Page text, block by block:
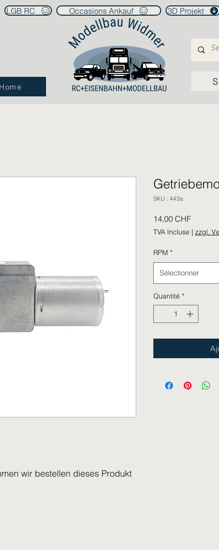
LGB RC
Home
Occasions Ankauf 3D Projekt
wir bestellen dieses Produkt
SKU : 443a
14,00 CHFPrix
TVA Incluse | zzgl.
RPM *
Sélectionner
Quantité *